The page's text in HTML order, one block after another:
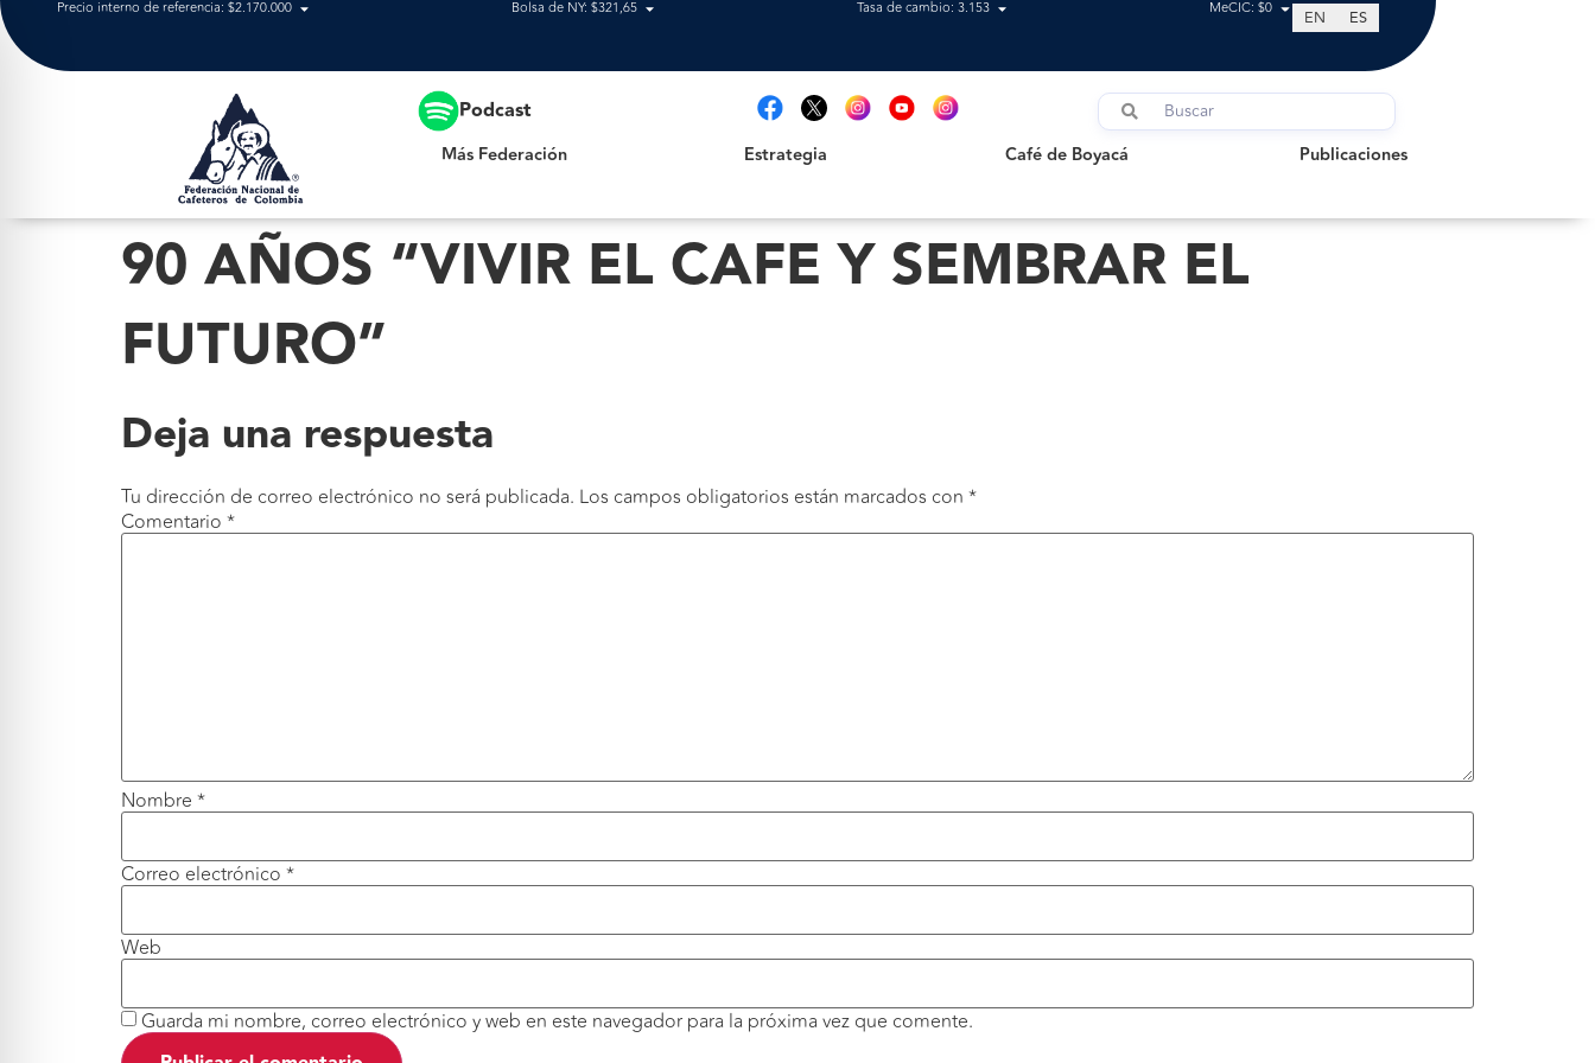
Precio interno de referencia: $2.170.000 Bolsa de NY: $321,65 Tasa de cambio: 3.153 MeCIC: $0 EN ES
Podcast
Más Federación Estrategia Café de Boyacá Publicaciones
Publicaciones
90 AÑOS “VIVIR EL CAFE Y SEMBRAR EL
FUTURO”
Deja una respuesta
Tu dirección de correo electrónico no será publicada. Los campos obligatorios están marcados con *
Comentario *
Nombre *
Correo electrónico *
Web
Guarda mi nombre, correo electrónico y web en este navegador para la próxima vez que comente.